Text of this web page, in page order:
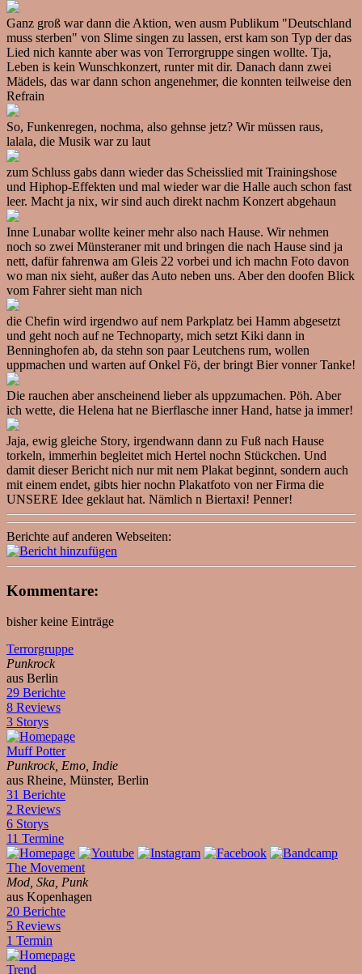
Ganz groß war dann die Aktion, wen ausm Publikum "Deutschland
muss sterben" von Slime singen zu lassen, erst kam son Typ der das
Lied nich kannte aber was von Terrorgruppe singen wollte. Tja,
Leben is kein Wunschkonzert, runter mit dir. Danach dann zwei
Mädels, das war dann schon angenehmer, die konnten teilweise den
Refrain
So, Funkenregen, nochma, also gehnse jetz? Wir müssen raus,
lalala, die Musik war zu laut
zum Schluss gabs dann wieder das Scheisslied mit Trainingshose
und Hiphop-Effekten und mal wieder war die Halle auch schon fast
leer. Macht ja nix, wir sind auch direkt nachm Konzert abgehaun
Inne Lunabar wollte keiner mehr also nach Hause. Wir nehmen
noch so zwei Münsteraner mit und bringen die nach Hause sind ja
nett, dafür fahrenwa am Gleis 22 vorbei und ich machn Foto davon
wo man nix sieht, außer das Auto neben uns. Aber den doofen Blick
vom Fahrer sieht man nich
die Chefin wird irgendwo auf nem Parkplatz bei Hamm abgesetzt
und geht noch auf ne Technoparty, mich setzt Kiki dann in
Benninghofen ab, da stehn son paar Leutchens rum, wollen
uppmachen und warten auf Onkel Fö, der bringt Bier vonner Tanke!
Die rauchen aber anscheinend lieber als uppzumachen. Pöh. Aber
ich wette, die Helena hat ne Bierflasche inner Hand, hatse ja immer!
Jaja, ewig gleiche Story, irgendwann dann zu Fuß nach Hause
torkeln, immerhin begleitet mich Hertel nochn Stückchen. Und
damit dieser Bericht nich nur mit nem Plakat beginnt, sondern auch
mit einem endet, gibts hier nochn Plakatfoto von ner Firma die
UNSERE Idee geklaut hat. Nämlich n Biertaxi! Penner!
Berichte auf anderen Webseiten:
Kommentare:
bisher keine Einträge
Terrorgruppe
Punkrock
aus Berlin
29 Berichte
8 Reviews
3 Storys
Muff Potter
Punkrock, Emo, Indie
aus Rheine, Münster, Berlin
31 Berichte
2 Reviews
6 Storys
11 Termine
The Movement
Mod, Ska, Punk
aus Kopenhagen
20 Berichte
5 Reviews
1 Termin
Trend